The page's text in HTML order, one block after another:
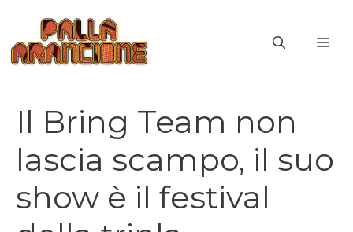
contenuto
Il Bring Team non
lascia scampo, il suo
show è il festival